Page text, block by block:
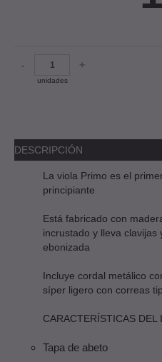
-
unidades
+
DESCRIPCIÓN
La viola Primo es el
principiante
Está fabricado con
incrustado y lleva
ebonizada
Incluye cordal metálico
síper ligero con correas
CARACTERÍSTICAS DEL
Tapa de abeto